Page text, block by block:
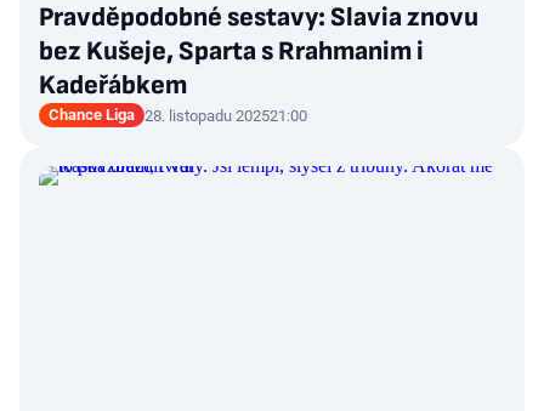
Pravděpodobné sestavy: Slavia znovu
bez Kušeje, Sparta s Rrahmanim i
Kadeřábkem
Chance Liga 28. listopadu 202521:00